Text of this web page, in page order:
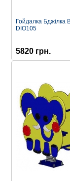
Гойдалка Бджілка
DIO105
5820 грн.